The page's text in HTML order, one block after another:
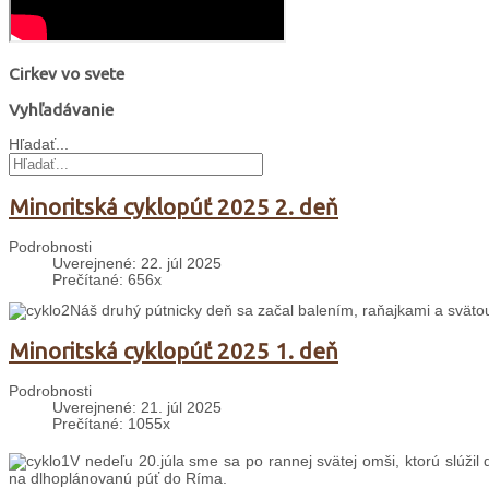
Cirkev vo svete
Vyhľadávanie
Hľadať...
Minoritská cyklopúť 2025 2. deň
Podrobnosti
Uverejnené: 22. júl 2025
Prečítané: 656x
Náš druhý pútnicky deň sa začal balením, raňajkami a
Minoritská cyklopúť 2025 1. deň
Podrobnosti
Uverejnené: 21. júl 2025
Prečítané: 1055x
V nedeľu 20.júla sme sa po rannej svätej omši, ktorú slúžil
na dlhoplánovanú púť do Ríma.